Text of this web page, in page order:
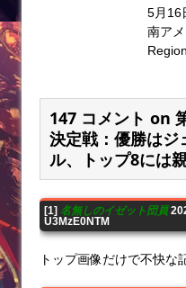
5月16
南ア
147 コメント on
決定戦：優勝はジ
ル、トップ8には
[1] 名無しのイゼット団員
U3MzE0NTM
トップ画像だけで不快な